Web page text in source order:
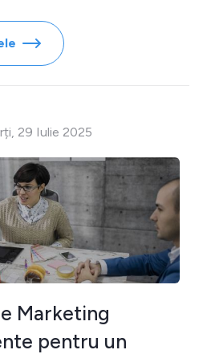
29 Iulie 2025
Marketing
pentru un